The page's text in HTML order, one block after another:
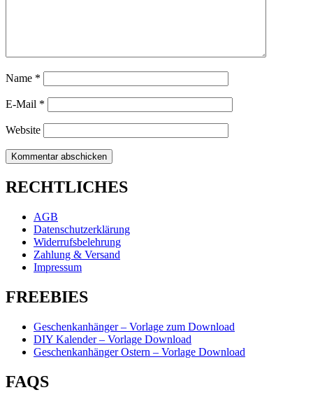
Name *
E-Mail *
Website
RECHTLICHES
AGB
Datenschutzerklärung
Widerrufsbelehrung
Zahlung & Versand
Impressum
FREEBIES
Geschenkanhänger – Vorlage zum Download
DIY Kalender – Vorlage Download
Geschenkanhänger Ostern – Vorlage Download
FAQS